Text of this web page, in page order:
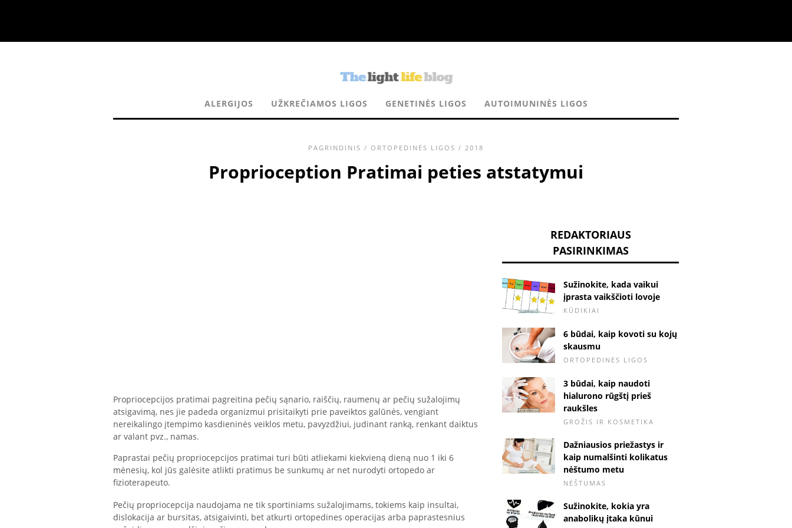
ALERGIJOS UŽKREČIAMOS LIGOS GENETINĖS LIGOS AUTOIMUNINĖS LIGOS
PAGRINDINIS / ORTOPEDINĖS LIGOS / 2018
Proprioception Pratimai peties atstatymui
Propriocepcijos pratimai pagreitina pečių sąnario, raiščių, raumenų ar pečių sužalojimų
atsigavimą, nes jie padeda organizmui prisitaikyti prie paveiktos galūnės, vengiant
nereikalingo įtempimo kasdieninės veiklos metu, pavyzdžiui, judinant ranką, renkant daiktus
ar valant pvz., namas.
Paprastai pečių propriocepcijos pratimai turi būti atliekami kiekvieną dieną nuo 1 iki 6
mėnesių, kol jūs galėsite atlikti pratimus be sunkumų ar net nurodyti ortopedo ar
fizioterapeuto.
Pečių propriocepcija naudojama ne tik sportiniams sužalojimams, tokiems kaip insultai,
dislokacija ar bursitas, atsigaivinti, bet atkurti ortopedines operacijas arba paprastesnius
REDAKTORIAUS
PASIRINKIMAS
Sužinokite, kada vaikui
įprasta vaikščioti lovoje
KŪDIKIAI
6 būdai, kaip kovoti su kojų
skausmu
ORTOPEDINĖS LIGOS
3 būdai, kaip naudoti
hialurono rūgštį prieš
raukšles
GROŽIS IR KOSMETIKA
Dažniausios priežastys ir
kaip numalšinti kolikatus
nėštumo metu
NĖŠTUMAS
Sužinokite, kokia yra
anabolikų įtaka kūnui